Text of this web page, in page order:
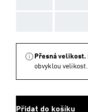
Přesná velikost.
obvyklou velikost.
Přidat do košíku